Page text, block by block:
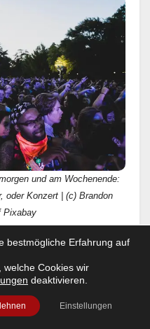
und am Wochenende:
oder Konzert | (c) Brandon
Pixabay
weiter
und Funktionalität
Dabei freuen wir
bestmögliche Erfahrung auf
Cookies wir
deaktivieren.
Einstellungen